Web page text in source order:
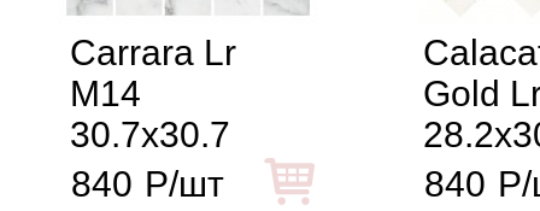
Carrara Lr
M14
30.7x30.7
840 Р/шт
Gold
840